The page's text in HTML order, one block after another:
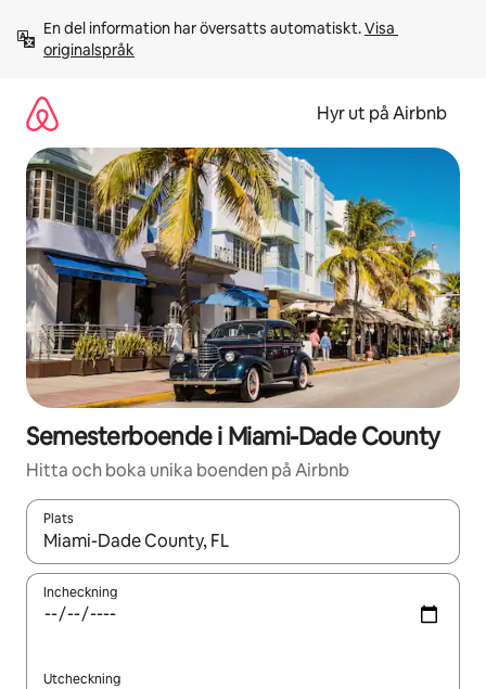
innehåll
En del information har översatts automatiskt. Visa
originalspråk
Hyr ut på Airbnb
Semesterboende i Miami-Dade County
Hitta och boka unika boenden på Airbnb
Plats
När resultaten är tillgängliga kan du navigera med upp- och
Incheckning
Utcheckning